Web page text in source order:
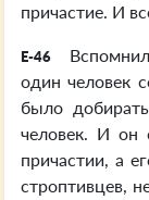
причастие. И
E-46
один человек
было
человек. И он
причастии, а
строптивцев,